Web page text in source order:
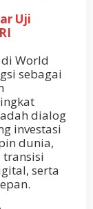
Uji
World
sebagai
dialog
investasi
dunia,
transisi
serta